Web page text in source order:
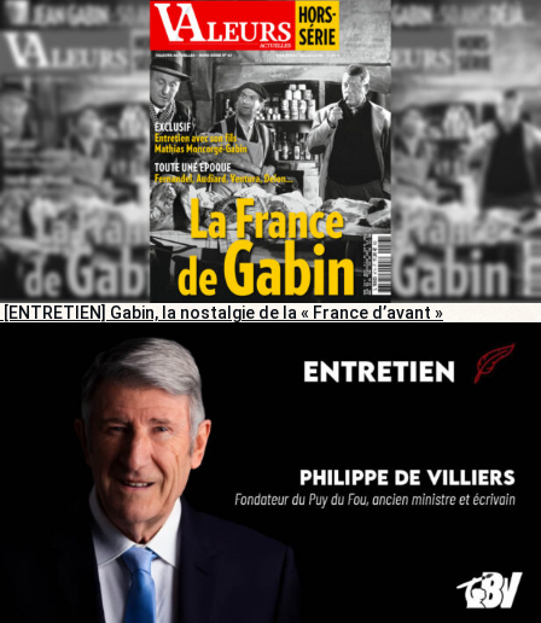
[ENTRETIEN] Gabin, la nostalgie de la « France d’avant »